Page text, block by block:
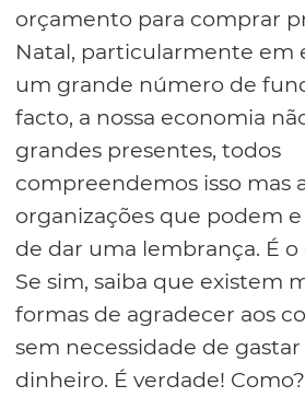
orçamento para comprar
Natal, particularmente em
um grande número de
facto, a nossa economia
grandes presentes, todos
compreendemos isso mas
organizações que podem
de dar uma lembrança. É o
Se sim, saiba que existem
formas de agradecer aos
sem necessidade de
dinheiro. É verdade!